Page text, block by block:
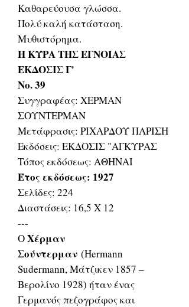
Καθαρεύουσα γλώσσα.
Πολύ καλή κατάσταση.
Μυθιστόρημα.
Η ΚΥΡΑ ΤΗΣ ΕΓΝΟΙΑΣ
ΕΚΔΟΣΙΣ Γ'
Νο. 39
Συγγραφέας: ΧΕΡΜΑΝ
ΣΟΥΝΤΕΡΜΑΝ
Μετάφρασις: ΡΙΧΑΡΔΟΥ ΠΑΡΙΣΗ
Εκδόσεις: ΕΚΔΟΣΙΣ "ΑΓΚΥΡΑΣ
Τόπος εκδόσεως: ΑΘΗΝΑΙ
Έτος εκδόσεως: 1927
Σελίδες: 224
Διαστάσεις: 16,5 Χ 12
---
ΟΧέρμαν
Σούντερμαν (Hermann
Sudermann, Μάτζικεν 1857 –
Βερολίνο 1928) ήταν ένας
Γερμανός πεζογράφος και